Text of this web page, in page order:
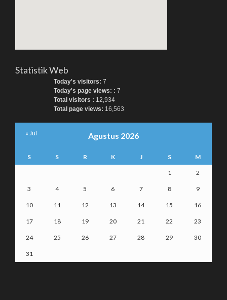
Statistik Web
Today's visitors: 7
Today's page views: : 7
Total visitors : 12,934
Total page views: 16,563
Agustus 2026
S S R K J S M
1 2
3 4 5 6 7 8 9
10 11 12 13 14 15 16
17 18 19 20 21 22 23
24 25 26 27 28 29 30
31
« Jul